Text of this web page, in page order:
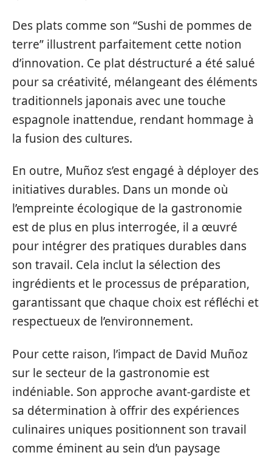
Des plats comme son “Sushi de pommes de
terre” illustrent parfaitement cette notion
d’innovation. Ce plat déstructuré a été salué
pour sa créativité, mélangeant des éléments
traditionnels japonais avec une touche
espagnole inattendue, rendant hommage à
la fusion des cultures.
En outre, Muñoz s’est engagé à déployer des
initiatives durables. Dans un monde où
l’empreinte écologique de la gastronomie
est de plus en plus interrogée, il a œuvré
pour intégrer des pratiques durables dans
son travail. Cela inclut la sélection des
ingrédients et le processus de préparation,
garantissant que chaque choix est réfléchi et
respectueux de l’environnement.
Pour cette raison, l’impact de David Muñoz
sur le secteur de la gastronomie est
indéniable. Son approche avant-gardiste et
sa détermination à offrir des expériences
culinaires uniques positionnent son travail
comme éminent au sein d’un paysage